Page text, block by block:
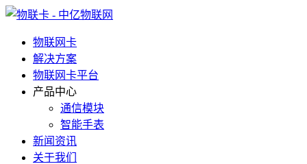
物联网卡
解决方案
物联网卡平台
产品中心
通信模块
智能手表
新闻资讯
关于我们